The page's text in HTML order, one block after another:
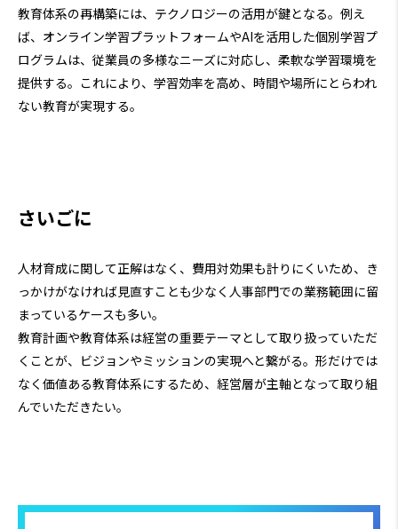
教育体系の再構築には、テクノロジーの活用が鍵となる。例え
ば、オンライン学習プラットフォームやAIを活用した個別学習プ
ログラムは、従業員の多様なニーズに対応し、柔軟な学習環境を
提供する。これにより、学習効率を高め、時間や場所にとらわれ
ない教育が実現する。
さいごに
人材育成に関して正解はなく、費用対効果も計りにくいため、き
っかけがなければ見直すことも少なく人事部門での業務範囲に留
まっているケースも多い。
教育計画や教育体系は経営の重要テーマとして取り扱っていただ
くことが、ビジョンやミッションの実現へと繋がる。形だけでは
なく価値ある教育体系にするため、経営層が主軸となって取り組
んでいただきたい。